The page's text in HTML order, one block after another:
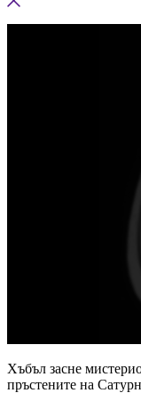
Хъбъл засне
пръстените на